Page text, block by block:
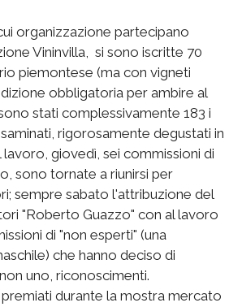
organizzazione partecipano
Vininvilla, si sono iscritte 70
piemontese (ma con vigneti
obbligatoria per ambire al
stati complessivamente 183 i
rigorosamente degustati in
lavoro, giovedì, sei commissioni di
sono tornate a riunirsi per
sempre sabato l'attribuzione del
"Roberto Guazzo" con al lavoro
di "non esperti" (una
che hanno deciso di
uno, riconoscimenti.
durante la mostra mercato